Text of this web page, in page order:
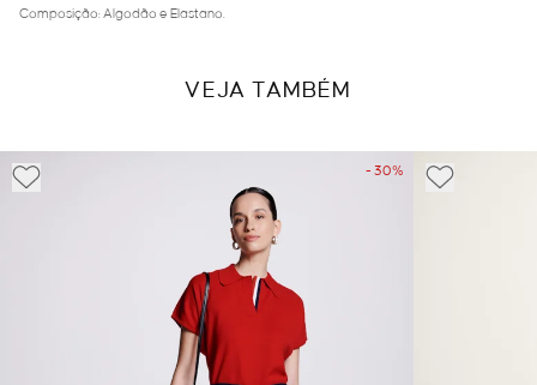
Composição: Algodão e Elastano.
VEJA TAMBÉM
- 30%